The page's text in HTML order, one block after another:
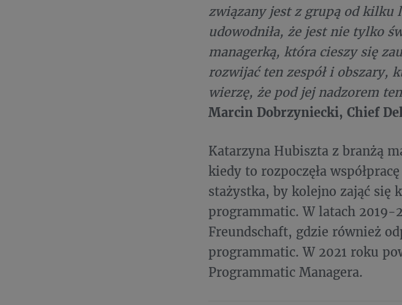
związany jest z grupą od kilku
udowodniła, że jest nie tylko
managerką, która cieszy się
rozwijać ten zespół i obszary,
wierzę, że pod jej nadzorem
Marcin Dobrzyniecki, Chief
Katarzyna Hubiszta z branżą
kiedy to rozpoczęła
stażystka, by kolejno zająć się
programmatic. W latach 2019-
Freundschaft, gdzie również
programmatic. W 2021 roku
Programmatic Managera.